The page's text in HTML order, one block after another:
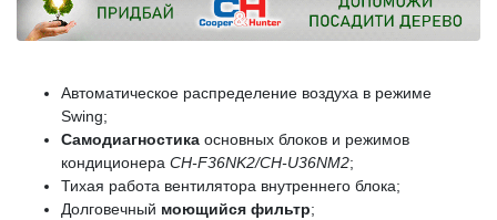
Автоматическое распределение воздуха в режиме
Swing;
Самодиагностика основных блоков и режимов
кондиционера CH-F36NK2/CH-U36NM2;
Тихая работа вентилятора внутреннего блока;
Долговечный моющийся фильтр;